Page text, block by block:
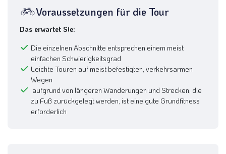
Voraussetzungen für die Tour
Das erwartet Sie:
Die einzelnen Abschnitte entsprechen einem meist
einfachen Schwierigkeitsgrad
Leichte Touren auf meist befestigten, verkehrsarmen
Wegen
aufgrund von längeren Wanderungen und Strecken, die
zu Fuß zurückgelegt werden, ist eine gute Grundfitness
erforderlich